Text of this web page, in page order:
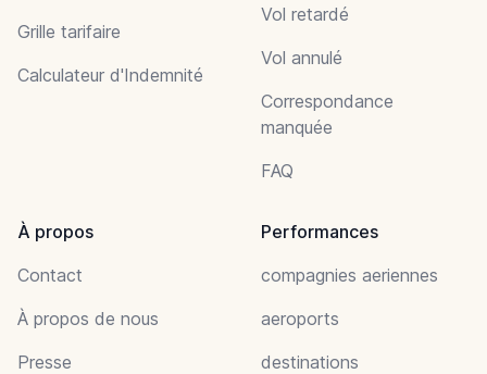
Grille tarifaire
Calculateur d'Indemnité
Vol retardé
Vol annulé
Correspondance
manquée
FAQ
À propos
Contact
À propos de nous
Presse
Performances
compagnies aeriennes
aeroports
destinations